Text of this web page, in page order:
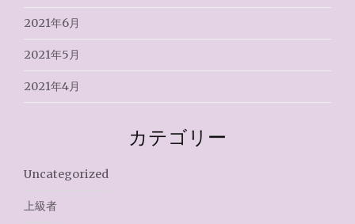
2021年6月
2021年5月
2021年4月
カテゴリー
Uncategorized
上級者